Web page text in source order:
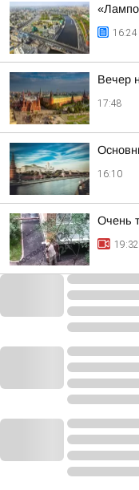
16:24
Вечер
17:48
16:10
Очень
19:32